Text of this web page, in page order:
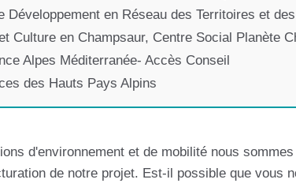
Développement en Réseau des Territoires et
Culture en Champsaur, Centre Social Planète
Alpes Méditerranée- Accès Conseil
des Hauts Pays Alpins
Olympique et Sportif des Hautes Alpes
d'Education et de Promotion de la Santé des
d'environnement et de mobilité nous
de notre projet. Est-il possible que vous